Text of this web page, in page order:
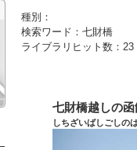
種別：
検索ワード：七財橋
ライブラリヒット数：23
七財橋越しの
しちざいばしごしの